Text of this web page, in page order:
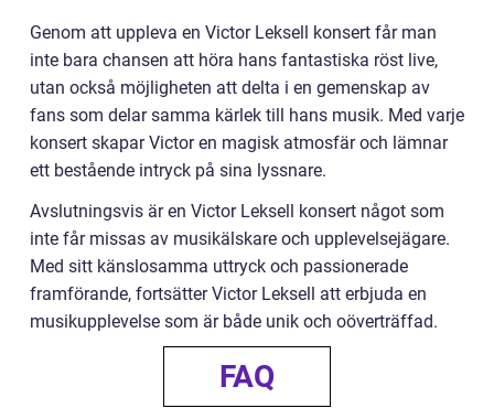
Genom att uppleva en Victor Leksell konsert får man
inte bara chansen att höra hans fantastiska röst live,
utan också möjligheten att delta i en gemenskap av
fans som delar samma kärlek till hans musik. Med varje
konsert skapar Victor en magisk atmosfär och lämnar
ett bestående intryck på sina lyssnare.
Avslutningsvis är en Victor Leksell konsert något som
inte får missas av musikälskare och upplevelsejägare.
Med sitt känslosamma uttryck och passionerade
framförande, fortsätter Victor Leksell att erbjuda en
musikupplevelse som är både unik och oöverträffad.
FAQ